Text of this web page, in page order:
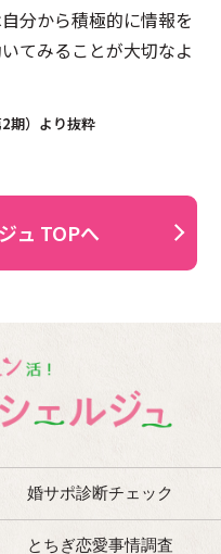
分から積極的に情報を
てみることが大切なよ
期）より抜粋
ュ TOPへ
婚サポ診断チェック
とちぎ恋愛事情調査